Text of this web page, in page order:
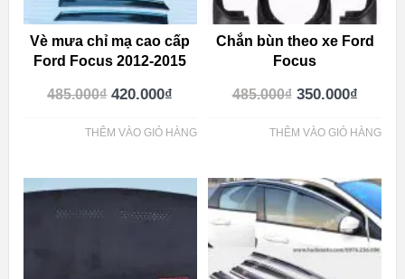
Vè mưa chỉ mạ cao cấp
Ford Focus 2012-2015
485.000₫ 420.000₫
THÊM VÀO GIỎ HÀNG
Chắn bùn theo xe Ford
Focus
485.000₫ 350.000₫
THÊM VÀO GIỎ HÀNG